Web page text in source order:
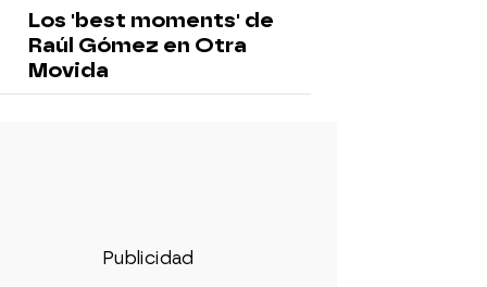
Los 'best moments' de
Raúl Gómez en Otra
Movida